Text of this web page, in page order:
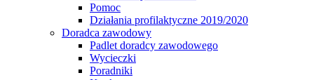
Pomoc
Działania profilaktyczne 2019/2020
Doradca zawodowy
Padlet doradcy zawodowego
Wycieczki
Poradniki